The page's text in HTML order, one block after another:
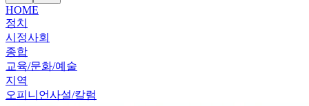
HOME
정치
시정사회
종합
교육/문화/예술
지역
오피니언사설/칼럼